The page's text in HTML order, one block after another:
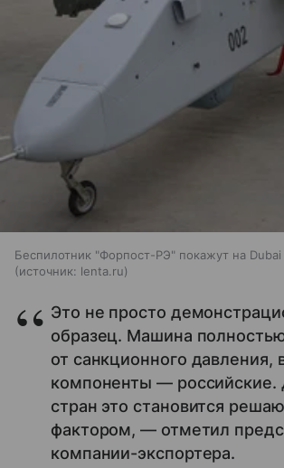
Беспилотник "Форпост-РЭ" покажут на
источник: lenta.ru
Это не просто
образец. Машина
от санкционного давления,
компоненты — российские.
стран это становится
фактором, — отметил
компании-экспортера.